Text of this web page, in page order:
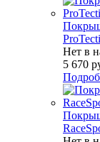
Нет в
5 670